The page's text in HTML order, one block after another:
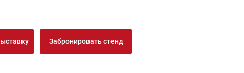
Забронировать стенд